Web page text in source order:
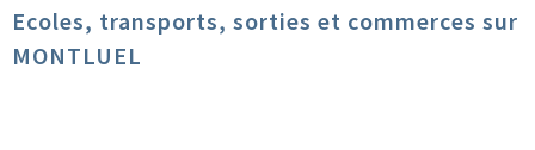
Ecoles, transports, sorties et commerces sur
MONTLUEL